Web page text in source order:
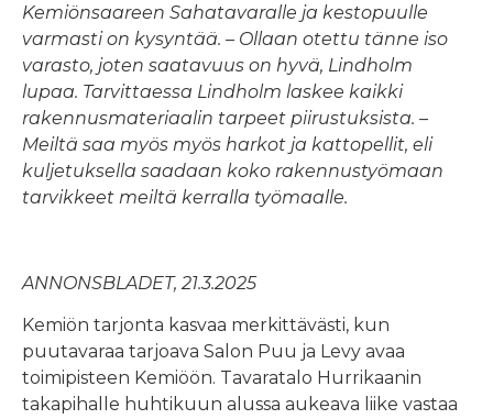
Kemiönsaareen Sahatavaralle ja kestopuulle
varmasti on kysyntää. – Ollaan otettu tänne iso
varasto, joten saatavuus on hyvä, Lindholm
lupaa. Tarvittaessa Lindholm laskee kaikki
rakennusmateriaalin tarpeet piirustuksista. –
Meiltä saa myös myös harkot ja kattopellit, eli
kuljetuksella saadaan koko rakennustyömaan
tarvikkeet meiltä kerralla työmaalle.
ANNONSBLADET, 21.3.2025
Kemiön tarjonta kasvaa merkittävästi, kun
puutavaraa tarjoava Salon Puu ja Levy avaa
toimipisteen Kemiöön. Tavaratalo Hurrikaanin
takapihalle huhtikuun alussa aukeava liike vastaa